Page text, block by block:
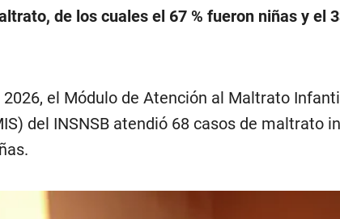
de los cuales el 67 % fueron niñas y el
el Módulo de Atención al Maltrato
del INSNSB atendió 68 casos de maltrato